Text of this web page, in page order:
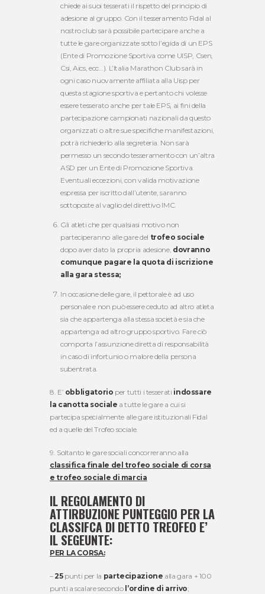
chiede ai suoi tesserati il rispetto del principio di
adesione al gruppo. Con il tesseramento Fidal al
nostro club sarà possibile partecipare anche a
tutte le gare organizzate sotto l’egida di un EPS
(Ente di Promozione Sportiva come UISP, Csen,
Csi, Aics, ecc…). L’Italia Marathon Club sarà in
ogni caso nuovamente affiliata alla Uisp per
questa stagione sportiva e pertanto chi volesse
essere tesserato anche per tale EPS, ai fini della
partecipazione campionati nazionali da questo
organizzati o altre sue specifiche manifestazioni,
potrà richiederlo alla segreteria. Non sarà
permesso un secondo tesseramento con un’altra
ASD per un Ente di Promozione Sportiva.
Eventuali eccezioni, con valida motivazione
espressa per iscritto dall’utente, saranno
sottoposte al vaglio del direttivo IMC.
Gli atleti che per qualsiasi motivo non
parteciperanno alle gare del trofeo sociale
dopo aver dato la propria adesione, dovranno
comunque pagare la quota di iscrizione
alla gara stessa;
In occasione delle gare, il pettorale è ad uso
personale e non può essere ceduto ad altro atleta
sia che appartenga alla stessa società e sia che
appartenga ad altro gruppo sportivo. Fare ciò
comporta l’assunzione diretta di responsabilità
in caso di infortunio o malore della persona
subentrata.
8. E’ obbligatorio per tutti i tesserati indossare
la canotta sociale a tutte le gare a cui si
partecipa specialmente alle gare istituzionali Fidal
ed a quelle del Trofeo sociale.
9. Soltanto le gare sociali concorreranno alla
classifica finale del trofeo sociale di corsa
e trofeo sociale di marcia
IL REGOLAMENTO DI
ATTIRBUZIONE PUNTEGGIO PER LA
CLASSIFCA DI DETTO TREOFEO E’
IL SEGEUNTE:
PER LA CORSA:
–25punti per la partecipazione alla gara + 100
punti a scalare secondo l’ordine di arrivo;